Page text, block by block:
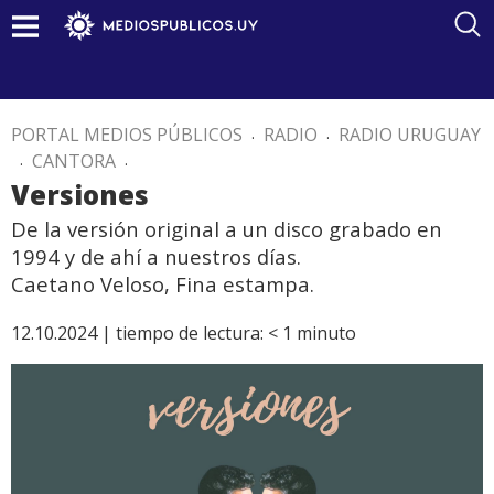
PORTAL MEDIOS PÚBLICOS . RADIO . RADIO URUGUAY
. CANTORA .
Versiones
De la versión original a un disco grabado en
1994 y de ahí a nuestros días.
Caetano Veloso, Fina estampa.
12.10.2024 | tiempo de lectura: < 1 minuto